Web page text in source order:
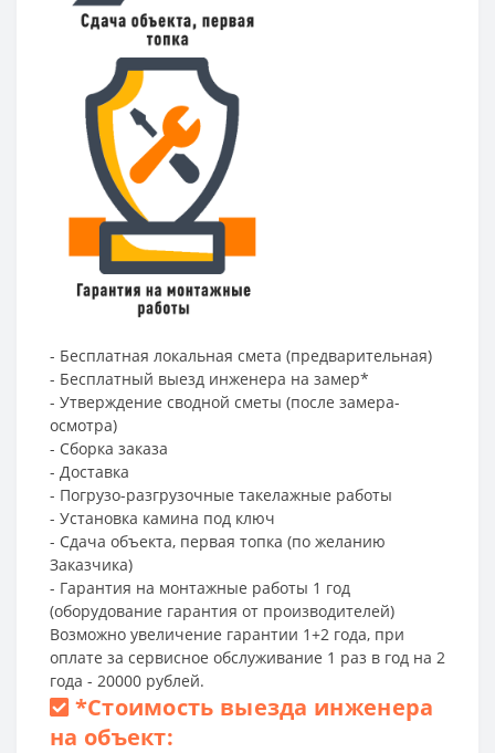
- Бесплатная локальная смета (предварительная)
- Бесплатный выезд инженера на замер*
- Утверждение сводной сметы (после замера-
осмотра)
- Сборка заказа
- Доставка
- Погрузо-разгрузочные такелажные работы
- Установка камина под ключ
- Сдача объекта, первая топка (по желанию
Заказчика)
- Гарантия на монтажные работы 1 год
(оборудование гарантия от производителей)
Возможно увеличение гарантии 1+2 года, при
оплате за сервисное обслуживание 1 раз в год на 2
года - 20000 рублей.
*Стоимость выезда инженера
на объект: